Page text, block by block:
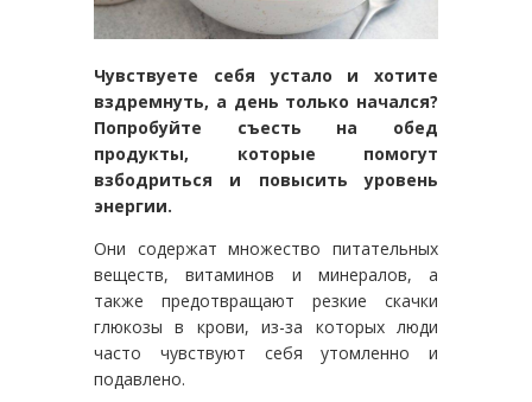
Чувствуете себя устало и хотите
вздремнуть, а день только начался?
Попробуйте съесть на обед
продукты, которые помогут
взбодриться и повысить уровень
энергии.
Они содержат множество питательных
веществ, витаминов и минералов, а
также предотвращают резкие скачки
глюкозы в крови, из-за которых люди
часто чувствуют себя утомленно и
подавлено.